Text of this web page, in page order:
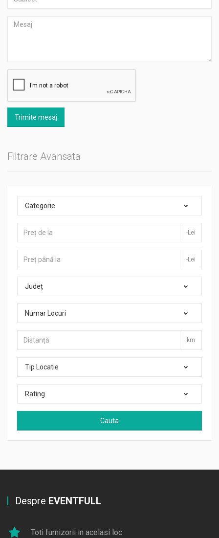
Trimite mesaj
Filtrare Avansata
Categorie
-Lei
-Lei
Județ
Numar Locuri
km
Tip Locatie
Rating
Cauta
Despre EVENTFULL
Toti furnizorii in acelasi loc